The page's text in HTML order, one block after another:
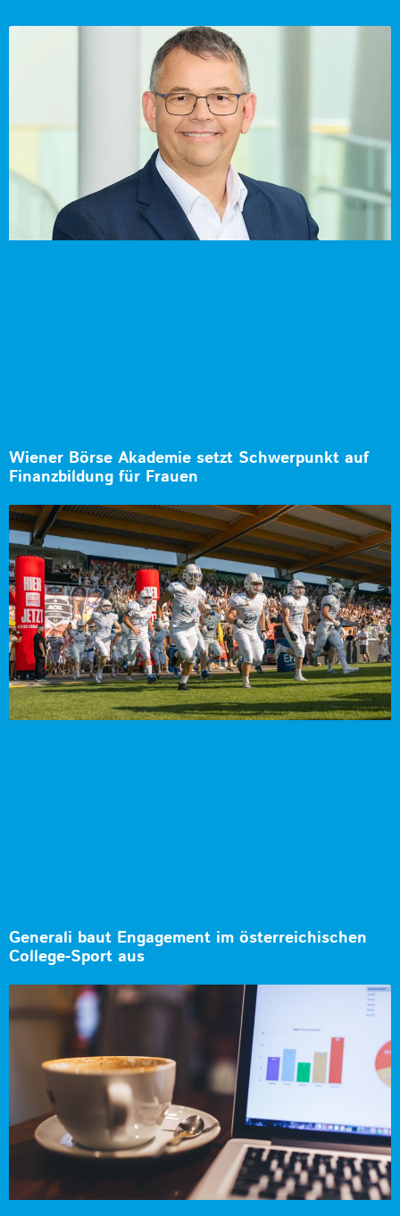
Wiener Börse Akademie setzt Schwerpunkt auf
Finanzbildung für Frauen
Generali baut Engagement im österreichischen
College-Sport aus